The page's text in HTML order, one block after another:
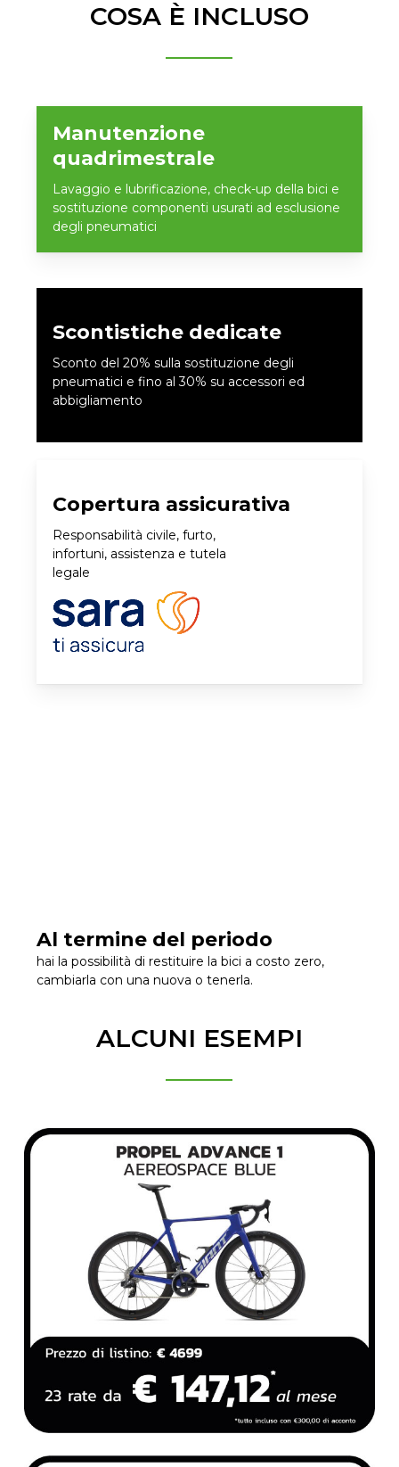
COSA È INCLUSO
Manutenzione
quadrimestrale
Lavaggio e lubrificazione, check-up della bici e
sostituzione componenti usurati ad esclusione
degli pneumatici
Scontistiche dedicate
Sconto del 20% sulla sostituzione degli
pneumatici e fino al 30% su accessori ed
abbigliamento
Copertura assicurativa
Responsabilità civile, furto,
infortuni, assistenza e tutela
legale
Al termine del periodo
hai la possibilità di restituire la bici a costo zero,
cambiarla con una nuova o tenerla.
ALCUNI ESEMPI